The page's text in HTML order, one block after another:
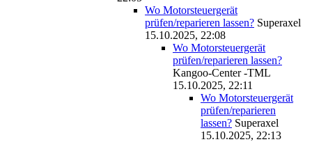
Wo Motorsteuergerät
prüfen/reparieren lassen? Superaxel
15.10.2025, 22:08
Wo Motorsteuergerät
prüfen/reparieren lassen?
Kangoo-Center -TML
15.10.2025, 22:11
Wo Motorsteuergerät
prüfen/reparieren
lassen? Superaxel
15.10.2025, 22:13